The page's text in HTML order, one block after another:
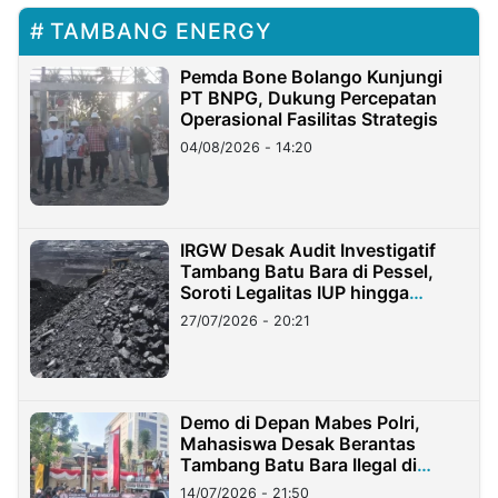
TAMBANG ENERGY
Pemda Bone Bolango Kunjungi
PT BNPG, Dukung Percepatan
Operasional Fasilitas Strategis
04/08/2026 - 14:20
IRGW Desak Audit Investigatif
Tambang Batu Bara di Pessel,
Soroti Legalitas IUP hingga
Stockpile
27/07/2026 - 20:21
Demo di Depan Mabes Polri,
Mahasiswa Desak Berantas
Tambang Batu Bara Ilegal di
Lampung
14/07/2026 - 21:50